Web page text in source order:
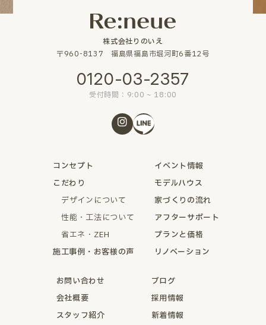
株式会社りのいえ
〒960-8137 福島県福島市堀河町6番12号
0120-03-2357
受付時間：9:00 ~ 18:00
コンセプト
こだわり
デザインについて
性能・工法について
省エネ・ZEH
施工事例・お客様の声
イベント情報
モデルハウス
家づくりの流れ
アフターサポート
プランと価格
リノベーション
お問い合わせ
会社概要
スタッフ紹介
ブログ
採用情報
新着情報